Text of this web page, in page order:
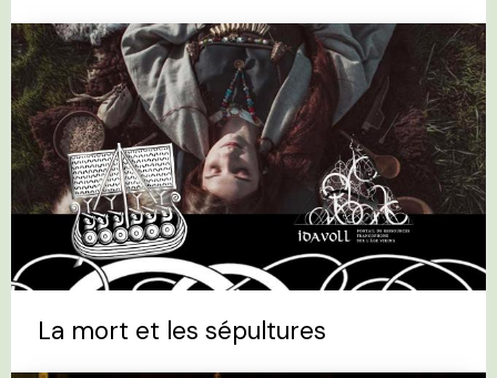
La mort et les sépultures